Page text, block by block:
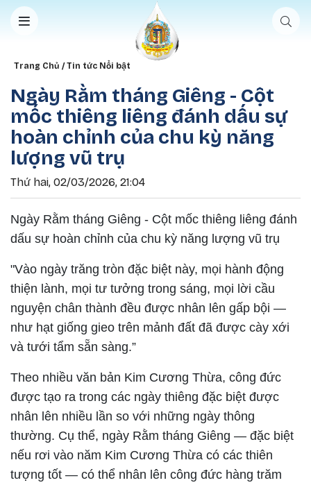
Nhảy đến nội dung
Breadcrumb
Trang Chủ Tin tức Nổi bật
Ngày Rằm tháng Giêng - Cột
mốc thiêng liêng đánh dấu sự
hoàn chỉnh của chu kỳ năng
lượng vũ trụ
Thứ hai, 02/03/2026, 21:04
Ngày Rằm tháng Giêng - Cột mốc thiêng liêng đánh
dấu sự hoàn chỉnh của chu kỳ năng lượng vũ trụ
"Vào ngày trăng tròn đặc biệt này, mọi hành động
thiện lành, mọi tư tưởng trong sáng, mọi lời cầu
nguyện chân thành đều được nhân lên gấp bội —
như hạt giống gieo trên mảnh đất đã được cày xới
và tưới tẩm sẵn sàng.”
Theo nhiều văn bản Kim Cương Thừa, công đức
được tạo ra trong các ngày thiêng đặc biệt được
nhân lên nhiều lần so với những ngày thông
thường. Cụ thể, ngày Rằm tháng Giêng — đặc biệt
nếu rơi vào năm Kim Cương Thừa có các thiên
tượng tốt — có thể nhân lên công đức hàng trăm